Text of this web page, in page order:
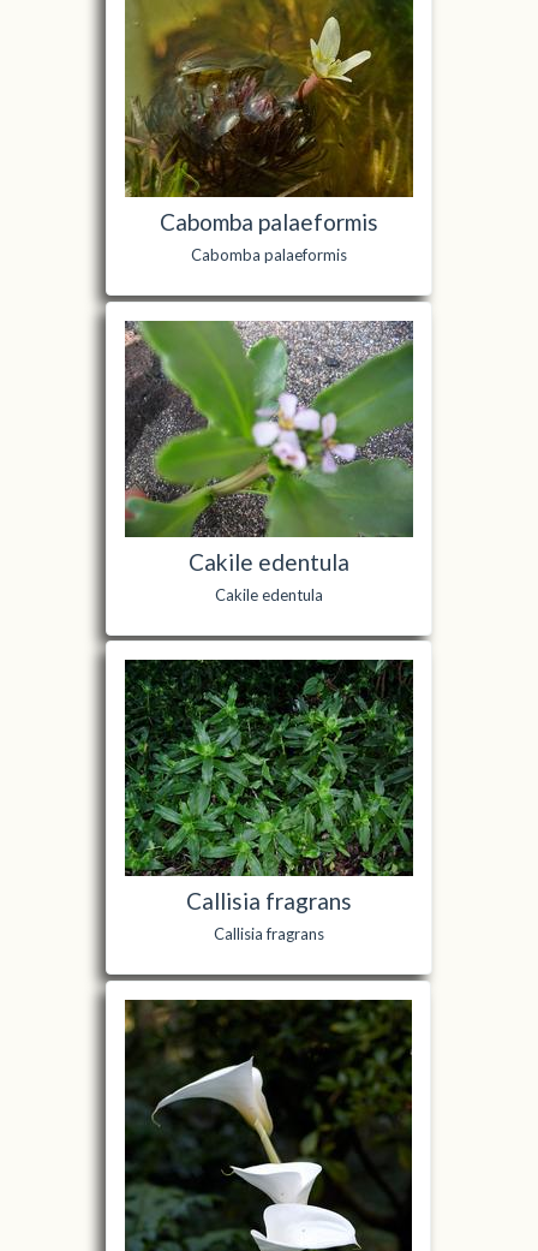
Cabomba palaeformis
Cabomba palaeformis
Cakile edentula
Cakile edentula
Callisia fragrans
Callisia fragrans